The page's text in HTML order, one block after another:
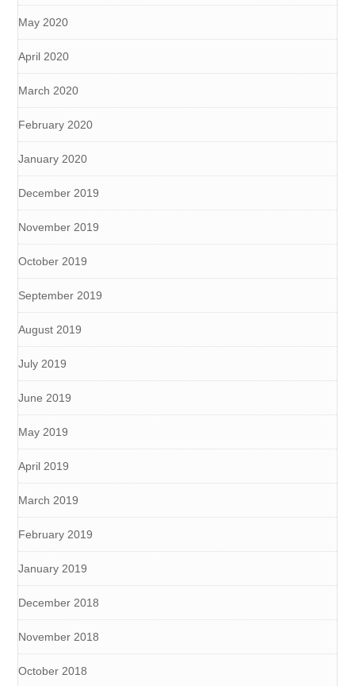
May 2020
April 2020
March 2020
February 2020
January 2020
December 2019
November 2019
October 2019
September 2019
August 2019
July 2019
June 2019
May 2019
April 2019
March 2019
February 2019
January 2019
December 2018
November 2018
October 2018